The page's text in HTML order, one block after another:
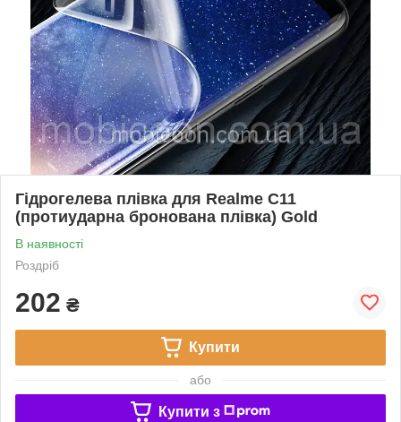
Гідрогелева плівка для Realme С11
(протиударна бронована плівка) Gold
В наявності
Роздріб
202 ₴
Купити
або
Купити з